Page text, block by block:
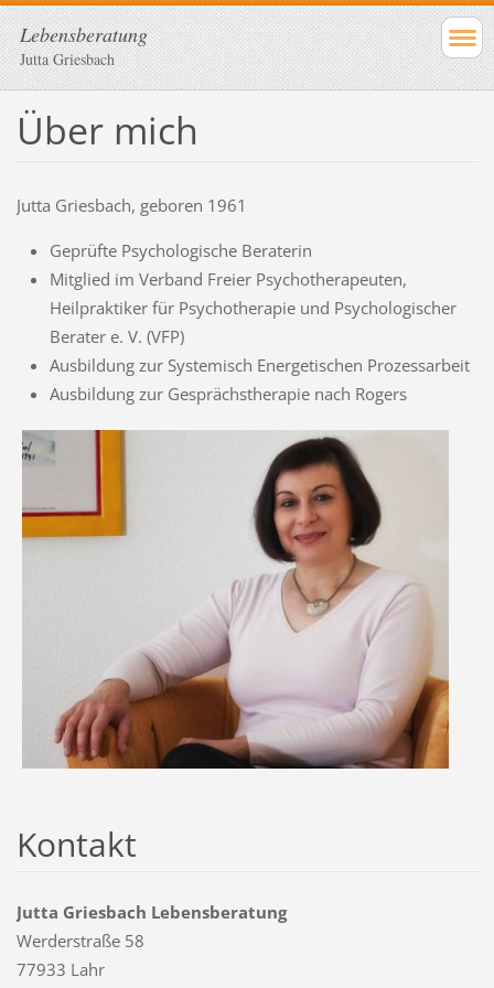
Lebensberatung
Jutta Griesbach
Über mich
Jutta Griesbach, geboren 1961
Geprüfte Psychologische Beraterin
Mitglied im Verband Freier Psychotherapeuten,
Heilpraktiker für Psychotherapie und Psychologischer
Berater e. V. (VFP)
Ausbildung zur Systemisch Energetischen Prozessarbeit
Ausbildung zur Gesprächstherapie nach Rogers
Kontakt
Jutta Griesbach Lebensberatung
Werderstraße 58
77933 Lahr